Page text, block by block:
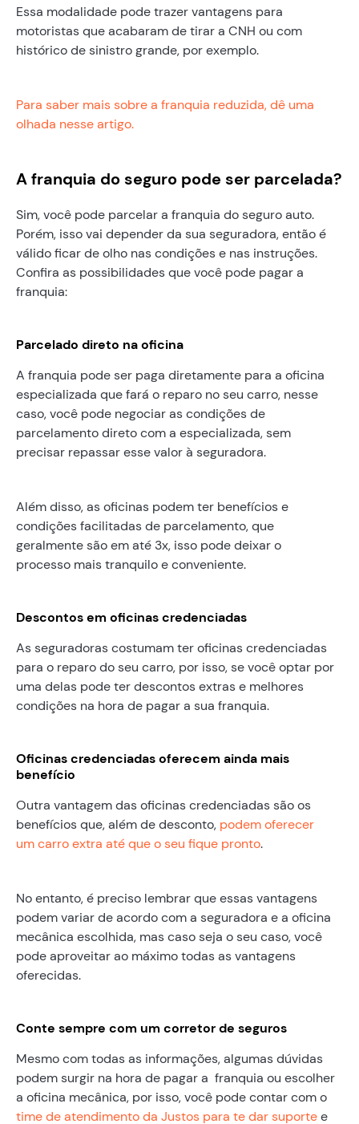
Essa modalidade pode trazer vantagens para
motoristas que acabaram de tirar a CNH ou com
histórico de sinistro grande, por exemplo.
Para saber mais sobre a franquia reduzida, dê uma
olhada nesse artigo.
A franquia do seguro pode ser parcelada?
Sim, você pode parcelar a franquia do seguro auto.
Porém, isso vai depender da sua seguradora, então é
válido ficar de olho nas condições e nas instruções.
Confira as possibilidades que você pode pagar a
franquia:
Parcelado direto na oficina
A franquia pode ser paga diretamente para a oficina
especializada que fará o reparo no seu carro, nesse
caso, você pode negociar as condições de
parcelamento direto com a especializada, sem
precisar repassar esse valor à seguradora.
Além disso, as oficinas podem ter benefícios e
condições facilitadas de parcelamento, que
geralmente são em até 3x, isso pode deixar o
processo mais tranquilo e conveniente.
Descontos em oficinas credenciadas
As seguradoras costumam ter oficinas credenciadas
para o reparo do seu carro, por isso, se você optar por
uma delas pode ter descontos extras e melhores
condições na hora de pagar a sua franquia.
Oficinas credenciadas oferecem ainda mais
benefício
Outra vantagem das oficinas credenciadas são os
benefícios que, além de desconto, podem oferecer
um carro extra até que o seu fique pronto.
No entanto, é preciso lembrar que essas vantagens
podem variar de acordo com a seguradora e a oficina
mecânica escolhida, mas caso seja o seu caso, você
pode aproveitar ao máximo todas as vantagens
oferecidas.
Conte sempre com um corretor de seguros
Mesmo com todas as informações, algumas dúvidas
podem surgir na hora de pagar a franquia ou escolher
a oficina mecânica, por isso, você pode contar com o
time de atendimento da Justos para te dar suportee